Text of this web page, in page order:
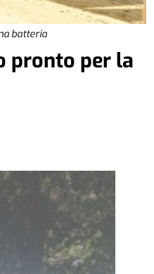
batteria
pronto per la